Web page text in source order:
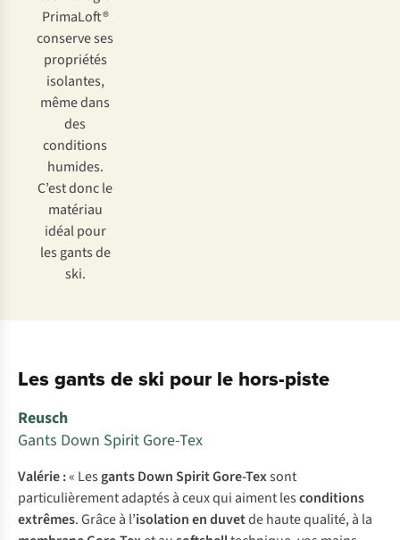
PrimaLoft®
conserve ses
propriétés
isolantes,
même dans
des
conditions
humides.
C’est donc le
matériau
idéal pour
les gants de
ski.
Les gants de ski pour le hors-piste
Reusch
Gants Down Spirit Gore-Tex
Valérie :« Les gants Down Spirit Gore-Texsont
particulièrement adaptés à ceux qui aiment lesconditions
extrêmes. Grâce à l’isolation en duvetde haute qualité, à la